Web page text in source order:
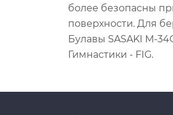
более безопасны
поверхности. Для
Булавы SASAKI М-
Гимнастики - FIG.